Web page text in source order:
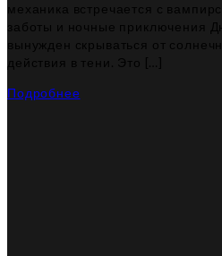
механика встречается с
заботы и ночные приключения
вынужден скрываться от
действия в тени. Это […]
Подробнее